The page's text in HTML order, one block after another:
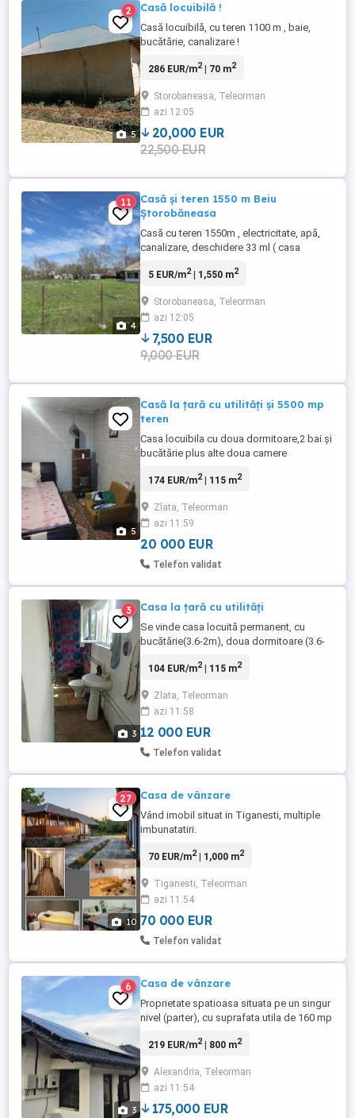
5
2 Casă locuibilă !
Casă locuibilă, cu teren 1100 m , baie,
bucătărie, canalizare !
286 EUR/m2| 70 m2
Storobaneasa, Teleorman
azi 12:05
20,000 EUR
22,500 EUR
4
11
Casă și teren 1550 m Beiu
Ștorobăneasa
Casă cu teren 1550m , electricitate, apă,
canalizare, deschidere 33 ml ( casa
reamenajare) Urgent
5 EUR/m2| 1,550 m2
Storobaneasa, Teleorman
azi 12:05
7,500 EUR
9,000 EUR
5
Casă la țară cu utilități și 5500 mp
teren
Casa locuibila cu doua dormitoare,2 bai și
bucătărie plus alte doua camere
imediată.Dormitoarele 3.6m-3.6m și 3.6m
geam termopan.Usi interior mdf.Pereti
zugrăviți in lavabil sau tapet.Tavane și
pereți fara fisuri.Caldura asigurată ...
174 EUR/m2| 115 m2
Zlata, Teleorman
azi 11:59
20 000 EUR
Telefon validat
3
3 Casa la țară cu utilități
Se vinde casa locuită permanent, cu
bucătărie(3.6-2m), doua dormitoare (3.6-
chiuveta și wc)amenajate și locuibile.O
2-3m necesita mici reparatii și
zugravire.Casa din paiantă cu pereți fara
crăpături cu apa curenta in sistem ...
104 EUR/m2| 115 m2
Zlata, Teleorman
azi 11:58
12 000 EUR
Telefon validat
10
27 Casa de vânzare
Vând imobil situat in Tiganesti, multiple
imbunatatiri.
70 EUR/m2| 1,000 m2
Tiganesti, Teleorman
azi 11:54
70 000 EUR
Telefon validat
3
6 Casa de vânzare
Proprietate spatioasa situata pe un singur
nivel (parter), cu suprafata utila de 160 mp
reabilitare interioara si exterioara.
baie si bucatarie.
219 EUR/m2| 800 m2
Alexandria, Teleorman
azi 11:54
175,000 EUR